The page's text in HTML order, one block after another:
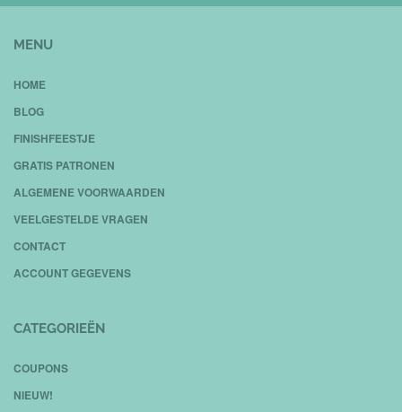
MENU
HOME
BLOG
FINISHFEESTJE
GRATIS PATRONEN
ALGEMENE VOORWAARDEN
VEELGESTELDE VRAGEN
CONTACT
ACCOUNT GEGEVENS
CATEGORIEËN
COUPONS
NIEUW!